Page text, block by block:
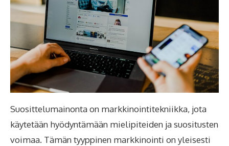
Suosittelumainonta on markkinointitekniikka, jota
käytetään hyödyntämään mielipiteiden ja suositusten
voimaa. Tämän tyyppinen markkinointi on yleisesti